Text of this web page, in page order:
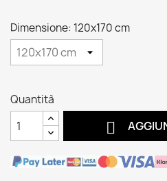
Dimensione: 120x170 cm
Quantità
